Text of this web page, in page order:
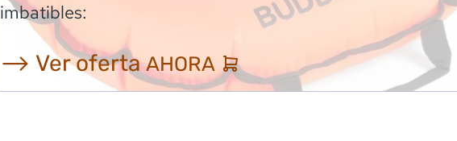
imbatibles:
⟶ Ver ofertaAHORA